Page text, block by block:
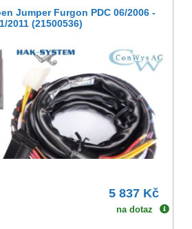
Jumper Furgon PDC 06/2006 -
2011 (21500536)
5 837 Kč
na dotaz